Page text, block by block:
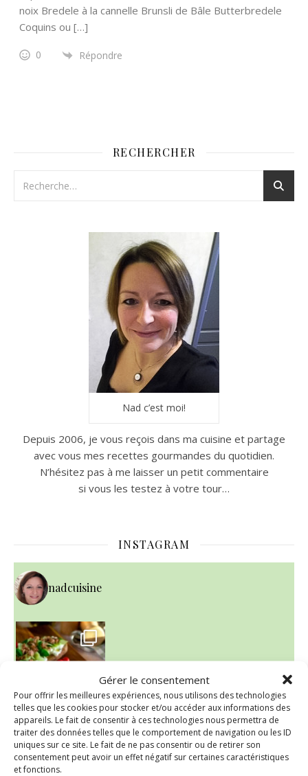
Gérer le consentement
Pour offrir les meilleures expériences, nous utilisons des technologies
telles que les cookies pour stocker et/ou accéder aux informations des
appareils. Le fait de consentir à ces technologies nous permettra de
traiter des données telles que le comportement de navigation ou les ID
uniques sur ce site. Le fait de ne pas consentir ou de retirer son
consentement peut avoir un effet négatif sur certaines caractéristiques
et fonctions.
noix Bredele à la cannelle Brunsli de Bâle Butterbredele
Coquins ou […]
0 Répondre
RECHERCHER
Nad c’est moi!
Depuis 2006, je vous reçois dans ma cuisine et partage
avec vous mes recettes gourmandes du quotidien.
N’hésitez pas à me laisser un petit commentaire
si vous les testez à votre tour…
INSTAGRAM
nadcuisine
~ NICE CREAM À LA FRAISE ~
Presque un mois que